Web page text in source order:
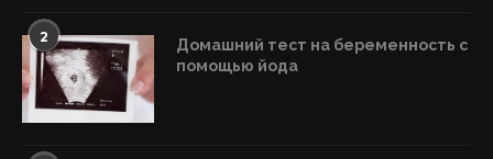
2
Домашний тест на беременность с
помощью йода